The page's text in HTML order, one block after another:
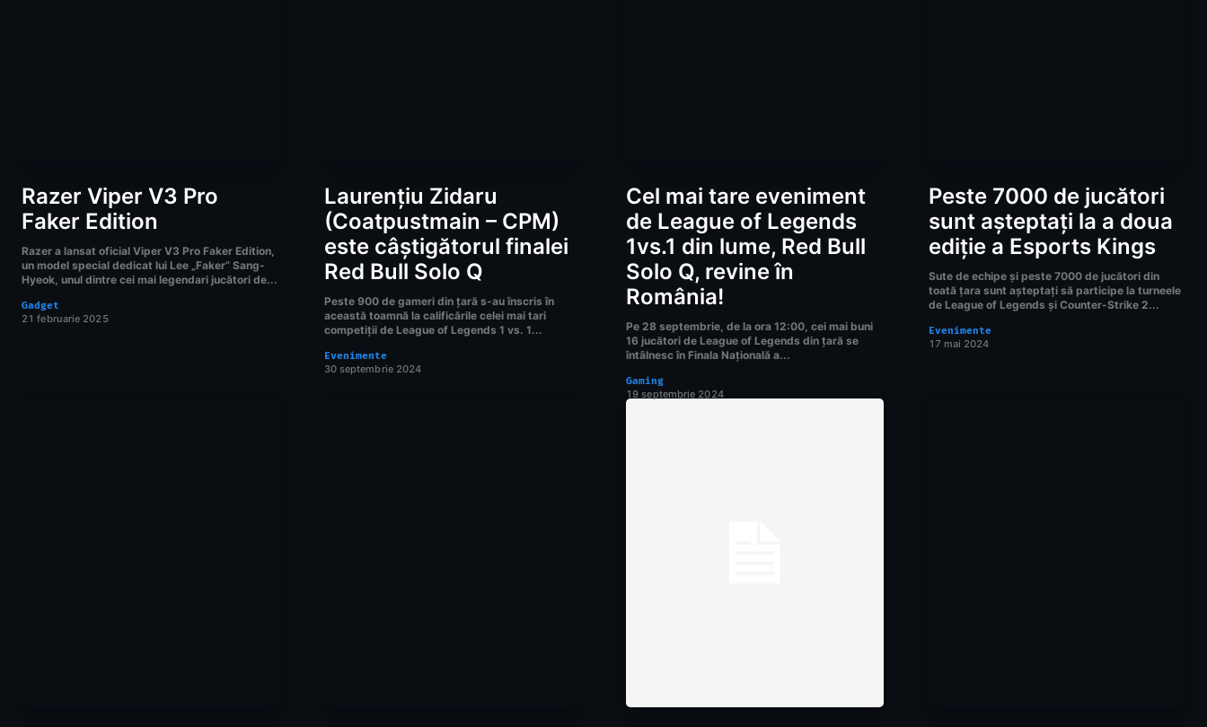
Razer Viper V3 Pro
Faker Edition
Razer a lansat oficial Viper V3 Pro Faker Edition,
un model special dedicat lui Lee „Faker” Sang-
Hyeok, unul dintre cei mai legendari jucători de...
Gadget
21 februarie 2025
Laurențiu Zidaru
(Coatpustmain – CPM)
este câștigătorul finalei
Red Bull Solo Q
Peste 900 de gameri din țară s-au înscris în
această toamnă la calificările celei mai tari
competiții de League of Legends 1 vs. 1...
Evenimente
30 septembrie 2024
Cel mai tare eveniment
de League of Legends
1vs.1 din lume, Red Bull
Solo Q, revine în
România!
Pe 28 septembrie, de la ora 12:00, cei mai buni
16 jucători de League of Legends din țară se
întâlnesc în Finala Națională a...
Gaming
19 septembrie 2024
Peste 7000 de jucători
sunt așteptați la a doua
ediție a Esports Kings
Sute de echipe și peste 7000 de jucători din
toată țara sunt așteptați să participe la turneele
de League of Legends și Counter-Strike 2...
Evenimente
17 mai 2024